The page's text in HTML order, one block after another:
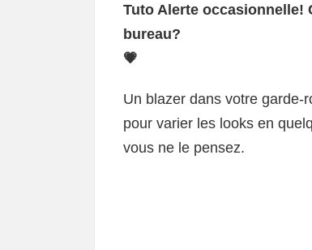
Tuto Alerte occasionnelle!
bureau?
💗
Un blazer dans votre garde-
pour varier les looks en
vous ne le pensez.